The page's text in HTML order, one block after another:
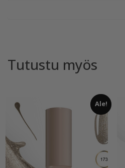
Tutustu myös
Ale!